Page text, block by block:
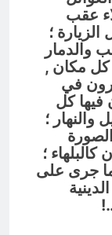
عقب
الزيارة ؛
والدمار
كل مكان ,
في
فيها كل
والنهار ؛
؛
جرى على